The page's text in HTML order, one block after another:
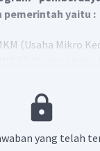
pemerintah yaitu :
(Usaha Mikro
program
petani
yang telah